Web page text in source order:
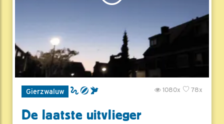
Gierzwaluw 78x
1080x
De laatste uitvlieger